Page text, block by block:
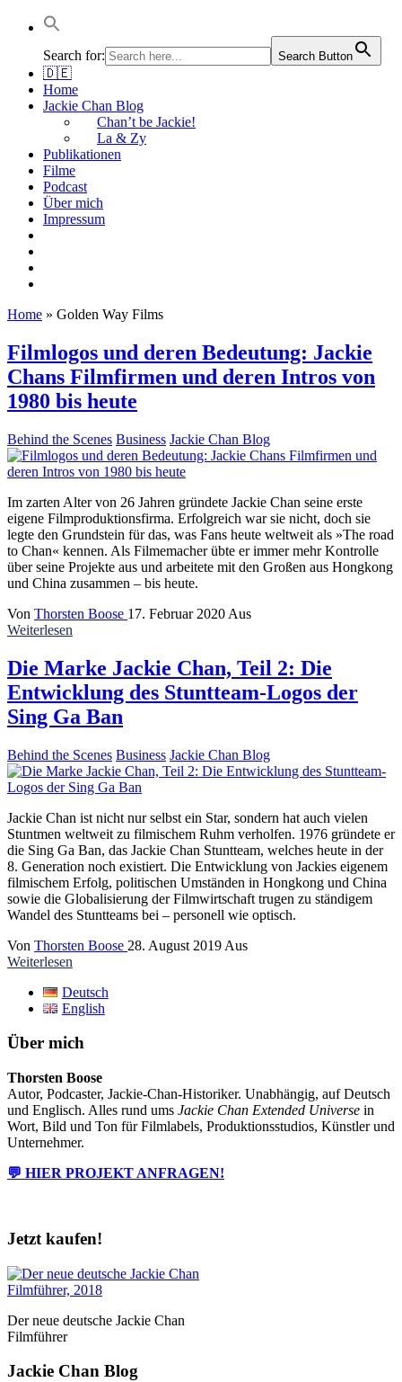
Jackie Chan Deutschland | Thorsten Boose
Autor & Jackie-Chan-Historiker
Search for:
Search Button
🇩🇪
Home
Jackie Chan Blog
Chan’t be Jackie!
La & Zy
Publikationen
Filme
Podcast
Über mich
Impressum
Home » Golden Way Films
Filmlogos und deren Bedeutung: Jackie
Chans Filmfirmen und deren Intros von
1980 bis heute
Behind the Scenes Business Jackie Chan Blog
Im zarten Alter von 26 Jahren gründete Jackie Chan seine erste
eigene Filmproduktionsfirma. Erfolgreich war sie nicht, doch sie
legte den Grundstein für das, was Fans heute weltweit als »The road
to Chan« kennen. Als Filmemacher übte er immer mehr Kontrolle
über seine Projekte aus und arbeitete mit den Großen aus Hongkong
und China zusammen – bis heute.
Von Thorsten Boose 17. Februar 2020 Aus
Weiterlesen
Die Marke Jackie Chan, Teil 2: Die
Entwicklung des Stuntteam-Logos der
Sing Ga Ban
Behind the Scenes Business Jackie Chan Blog
Jackie Chan ist nicht nur selbst ein Star, sondern hat auch vielen
Stuntmen weltweit zu filmischem Ruhm verholfen. 1976 gründete er
die Sing Ga Ban, das Jackie Chan Stuntteam, welches heute in der
8. Generation noch existiert. Die Entwicklung von Jackies eigenem
filmischem Erfolg, politischen Umständen in Hongkong und China
sowie die Globalisierung der Filmwirtschaft trugen zu ständigem
Wandel des Stuntteams bei – personell wie optisch.
Von Thorsten Boose 28. August 2019 Aus
Weiterlesen
Deutsch
English
Über mich
Thorsten Boose
Autor, Podcaster, Jackie-Chan-Historiker. Unabhängig, auf Deutsch
und Englisch. Alles rund ums Jackie Chan Extended Universe in
Wort, Bild und Ton für Filmlabels, Produktionsstudios, Künstler und
Unternehmer.
💬 HIER PROJEKT ANFRAGEN!
Jetzt kaufen!
Der neue deutsche Jackie Chan
Filmführer
Jackie Chan Blog